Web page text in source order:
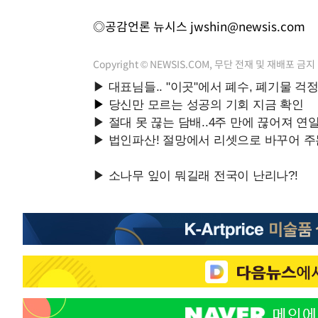
◎공감언론 뉴시스 jwshin@newsis.com
Copyright © NEWSIS.COM, 무단 전재 및 재배포 금지